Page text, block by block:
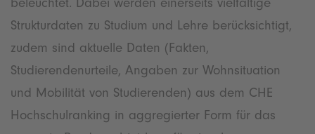
Strukturdaten zu Studium und Lehre berücksichtigt,
zudem sind aktuelle Daten (Fakten,
Studierendenurteile, Angaben zur Wohnsituation
und Mobilität von Studierenden) aus dem CHE
Hochschulranking in aggregierter Form für das